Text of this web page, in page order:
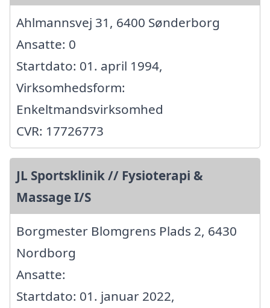
Ahlmannsvej 31, 6400 Sønderborg
Ansatte: 0
Startdato: 01. april 1994,
Virksomhedsform:
Enkeltmandsvirksomhed
CVR: 17726773
JL Sportsklinik // Fysioterapi &
Massage I/S
Borgmester Blomgrens Plads 2, 6430
Nordborg
Ansatte:
Startdato: 01. januar 2022,